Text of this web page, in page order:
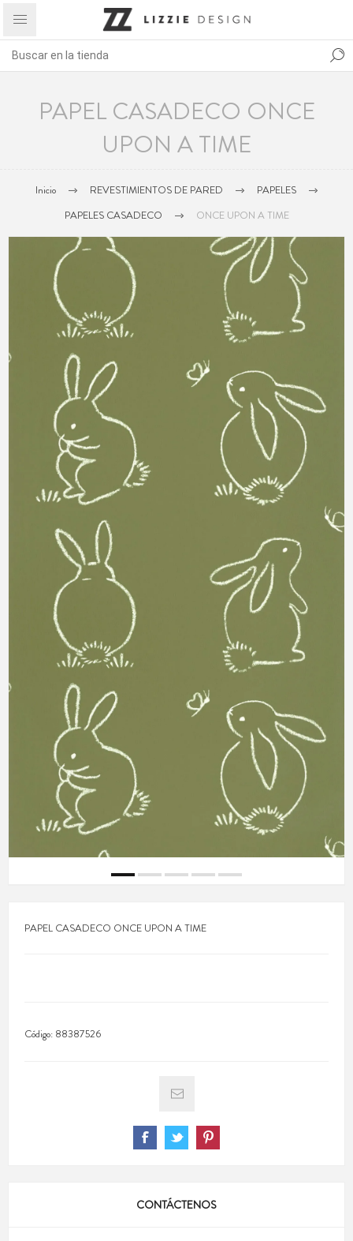
PAPEL CASADECO ONCE
UPON A TIME
Inicio REVESTIMIENTOS DE PARED
PAPELES
PAPELES CASADECO
ONCE UPON A TIME
PAPEL CASADECO ONCE UPON A TIME
Código: 88387526
CONTÁCTENOS